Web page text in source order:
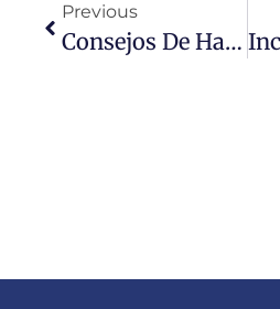
Previous
Consejos De Harvard Para Perder Peso A Los 50 Según Estudios